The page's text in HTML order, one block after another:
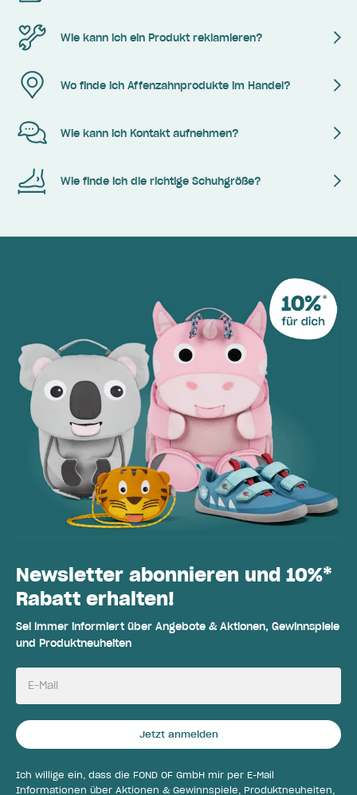
Wie kann ich ein Produkt reklamieren?
Wo finde ich Affenzahnprodukte im Handel?
Wie kann ich Kontakt aufnehmen?
Wie finde ich die richtige Schuhgröße?
Newsletter abonnieren und 10%*
Rabatt erhalten!
Sei immer informiert über Angebote & Aktionen, Gewinnspiele
und Produktneuheiten
E-Mail
Jetzt anmelden
Ich willige ein, dass die FOND OF GmbH mir per E-Mail
Informationen über Aktionen & Gewinnspiele, Produktneuheiten,